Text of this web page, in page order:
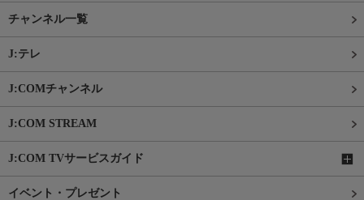
チャンネル一覧
J:テレ
J:COMチャンネル
J:COM STREAM
J:COM TVサービスガイド
イベント・プレゼント